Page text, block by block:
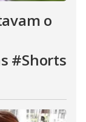
o
#Shorts